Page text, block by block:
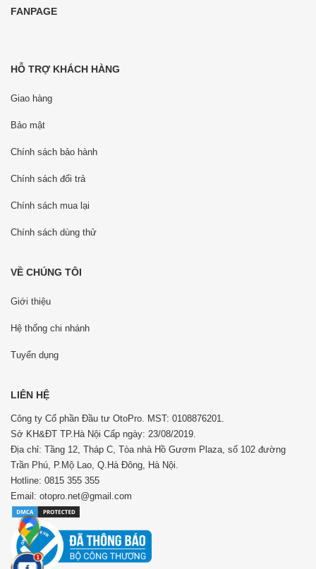
FANPAGE
HỖ TRỢ KHÁCH HÀNG
Giao hàng
Bảo mật
Chính sách bảo hành
Chính sách đổi trả
Chính sách mua lại
Chính sách dùng thử
VỀ CHÚNG TÔI
Giới thiệu
Hệ thống chi nhánh
Tuyển dụng
LIÊN HỆ
Công ty Cổ phần Đầu tư OtoPro. MST: 0108876201.
Sở KH&ĐT TP.Hà Nội Cấp ngày: 23/08/2019.
Địa chỉ: Tầng 12, Tháp C, Tòa nhà Hồ Gươm Plaza, số 102 đường
Trần Phú, P.Mộ Lao, Q.Hà Đông, Hà Nội.
Hotline: 0815 355 355
Email: otopro.net@gmail.com